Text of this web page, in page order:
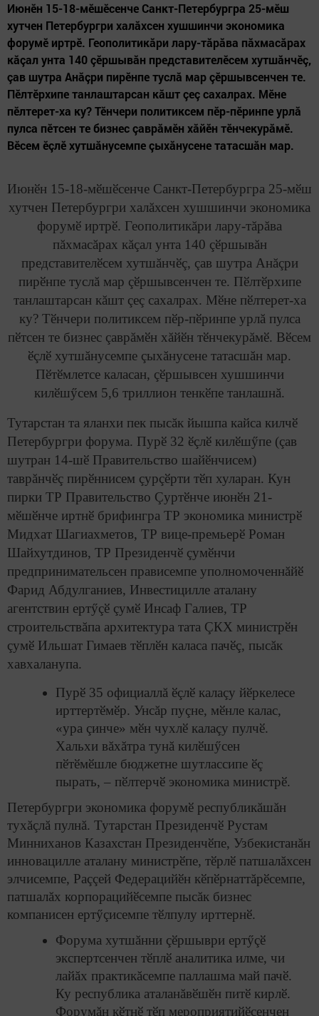
Июнӗн 15-18-мӗшӗсенче Санкт-Петербургра 25-мӗш
хутчен Петербургри халăхсен хушшинчи экономика
форумӗ иртрӗ. Геополитикăри лару-тăрăва пăхмасăрах
кăçал унта 140 çӗршывăн представителӗсем хутшăнчӗç,
çав шутра Анăçри пирӗнпе туслă мар çӗршывсенчен те.
Пӗлтӗрхипе танлаштарсан кăшт çеç сахалрах. Мӗне
пӗлтерет-ха ку? Тӗнчери политиксем пӗр-пӗринпе урлă
пулса пӗтсен те бизнес çаврăмӗн хăйӗн тӗнчекурăмӗ.
Вӗсем ӗçлӗ хутшăнусемпе çыхăнусене татасшăн мар.
Июнӗн 15-18-мӗшӗсенче Санкт-Петербургра 25-мӗш
хутчен Петербургри халăхсен хушшинчи экономика
форумӗ иртрӗ. Геополитикăри лару-тăрăва
пăхмасăрах кăçал унта 140 çӗршывăн
представителӗсем хутшăнчӗç, çав шутра Анăçри
пирӗнпе туслă мар çӗршывсенчен те. Пӗлтӗрхипе
танлаштарсан кăшт çеç сахалрах. Мӗне пӗлтерет-ха
ку? Тӗнчери политиксем пӗр-пӗринпе урлă пулса
пӗтсен те бизнес çаврăмӗн хăйӗн тӗнчекурăмӗ. Вӗсем
ӗçлӗ хутшăнусемпе çыхăнусене татасшăн мар.
Пӗтӗмлетсе каласан, çӗршывсен хушшинчи
килӗшӳсем 5,6 триллион тенкӗпе танлашнă.
Тутарстан та яланхи пек пысăк йышпа кайса килчӗ
Петербургри форума. Пурӗ 32 ӗçлӗ килӗшӳпе (çав
шутран 14-шӗ Правительство шайӗнчисем)
таврăнчӗç пирӗннисем çурçӗрти тӗп хуларан. Кун
пирки ТР Правительство Çуртӗнче июнӗн 21-
мӗшӗнче иртнӗ брифингра ТР экономика министрӗ
Мидхат Шагиахметов, ТР вице-премьерӗ Роман
Шайхутдинов, ТР Президенчӗ çумӗнчи
предпринимательсен прависемпе уполномоченнăйӗ
Фарид Абдулганиев, Инвестицилле аталану
агентствин ертӳçӗ çумӗ Инсаф Галиев, ТР
строительствăпа архитектура тата ÇКХ министрӗн
çумӗ Ильшат Гимаев тӗплӗн каласа пачӗç, пысăк
хавхаланупа.
Пурӗ 35 официаллă ӗçлӗ калаçу йӗркелесе
ирттертӗмӗр. Унсăр пуçне, мӗнле калас,
«ура çинче» мӗн чухлӗ калаçу пулчӗ.
Хальхи вăхăтра тунă килӗшӳсен
пӗтӗмӗшле бюджетне шутлассипе ӗç
пырать, – пӗлтерчӗ экономика министрӗ.
Петербургри экономика форумӗ республикăшăн
тухăçлă пулнă. Тутарстан Президенчӗ Рустам
Минниханов Казахстан Президенчӗпе, Узбекистанăн
инновацилле аталану министрӗпе, тӗрлӗ патшалăхсен
элчисемпе, Раççей Федерацийӗн кӗпӗрнаттăрӗсемпе,
патшалăх корпорацийӗсемпе пысăк бизнес
компанисен ертӳçисемпе тӗлпулу ирттернӗ.
Форума хутшăнни çӗршыври ертӳçӗ
экспертсенчен тӗплӗ аналитика илме, чи
лайăх практикăсемпе паллашма май пачӗ.
Ку республика аталанăвӗшӗн питӗ кирлӗ.
Форумăн кӗтнӗ тӗп мероприятийӗсенчен